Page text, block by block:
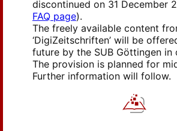
discontinued on 31 December
FAQ page).
The freely available content
‘DigiZeitschriften’ will be
future by the SUB Göttingen in
The provision is planned for
Further information will follow.